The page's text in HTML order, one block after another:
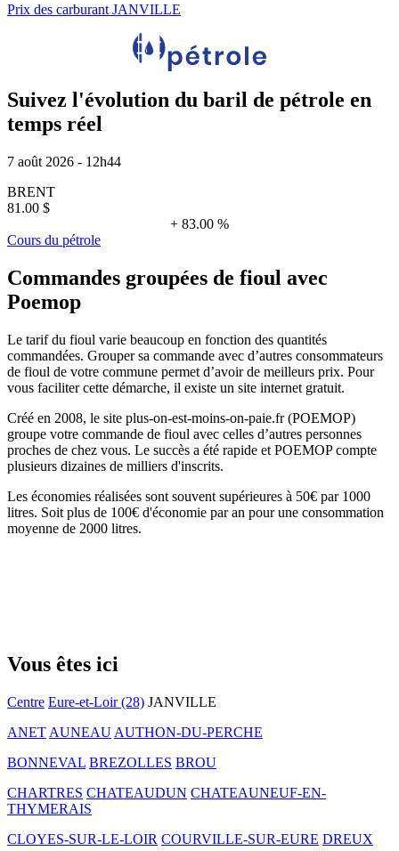
Prix des carburant JANVILLE
Suivez l'évolution du baril de pétrole en
temps réel
7 août 2026 - 12h44
BRENT
81.00 $
+ 83.00 %
Cours du pétrole
Commandes groupées de fioul avec
Poemop
Le tarif du fioul varie beaucoup en fonction des quantités
commandées. Grouper sa commande avec d’autres consommateurs
de fioul de votre commune permet d’avoir de meilleurs prix. Pour
vous faciliter cette démarche, il existe un site internet gratuit.
Créé en 2008, le site plus-on-est-moins-on-paie.fr (POEMOP)
groupe votre commande de fioul avec celles d’autres personnes
proches de chez vous. Le succès a été rapide et POEMOP compte
plusieurs dizaines de milliers d'inscrits.
Les économies réalisées sont souvent supérieures à 50€ par 1000
litres. Soit plus de 100€ d'économie par an pour une consommation
moyenne de 2000 litres.
Vous êtes ici
Centre Eure-et-Loir (28) JANVILLE
ANET AUNEAU AUTHON-DU-PERCHE
BONNEVAL BREZOLLES BROU
CHARTRES CHATEAUDUN CHATEAUNEUF-EN-
THYMERAIS
CLOYES-SUR-LE-LOIR COURVILLE-SUR-EURE DREUX